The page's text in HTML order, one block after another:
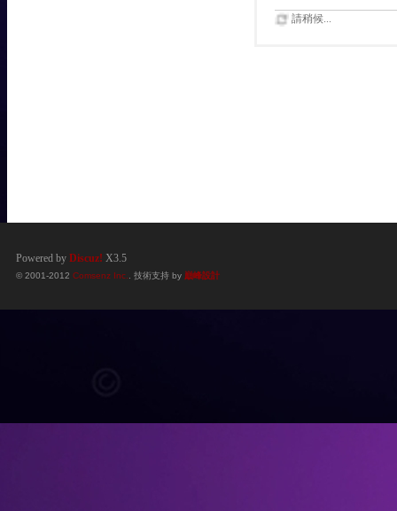
請稍候...
Powered by Discuz! X3.5
© 2001-2012 Comsenz Inc. . 技術支持 by 巔峰設計